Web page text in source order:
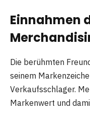
Einnahmen
Die berühmten
seinem
Verkaufsschlager.
Markenwert und